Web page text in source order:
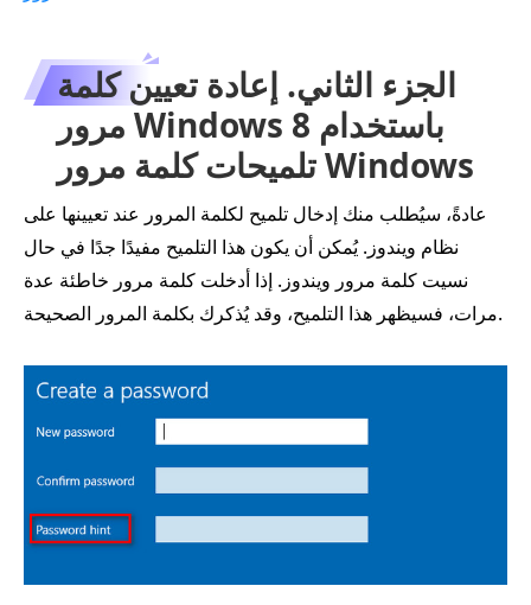
الجزء الثاني. إعادة تعيين كلمة
مرور Windows 8 باستخدام
تلميحات كلمة مرور Windows
عادةً، سيُطلب منك إدخال تلميح لكلمة المرور عند تعيينها على
نظام ويندوز. يُمكن أن يكون هذا التلميح مفيدًا جدًا في حال
نسيت كلمة مرور ويندوز. إذا أدخلت كلمة مرور خاطئة عدة
مرات، فسيظهر هذا التلميح، وقد يُذكرك بكلمة المرور الصحيحة.